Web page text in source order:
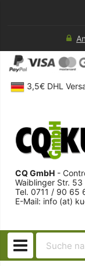
3,5€ DHL
CQ GmbH -
Waiblinger Str.
Tel. 0711 / 90 65
E-Mail: info (at)